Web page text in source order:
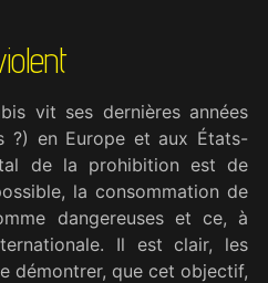
vit ses dernières années
?) en Europe et aux États-
de la prohibition est de
la consommation de
dangereuses et ce, à
Il est clair, les
démontrer, que cet objectif,